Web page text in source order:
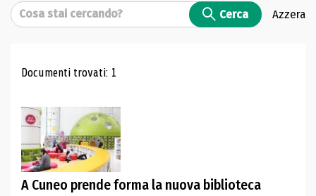
Cerca Cerca Azzera
Risultati di ricerca
Documenti trovati: 1
A Cuneo prende forma la nuova biblioteca